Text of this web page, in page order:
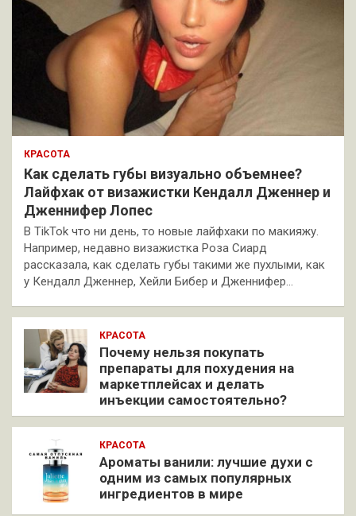
КРАСОТА
Как сделать губы визуально объемнее?
Лайфхак от визажистки Кендалл Дженнер и
Дженнифер Лопес
В TikTok что ни день, то новые лайфхаки по макияжу.
Например, недавно визажистка Роза Сиард
рассказала, как сделать губы такими же пухлыми, как
у Кендалл Дженнер, Хейли Бибер и Дженнифер…
КРАСОТА
Почему нельзя покупать
препараты для похудения на
маркетплейсах и делать
инъекции самостоятельно?
КРАСОТА
Ароматы ванили: лучшие духи с
одним из самых популярных
ингредиентов в мире